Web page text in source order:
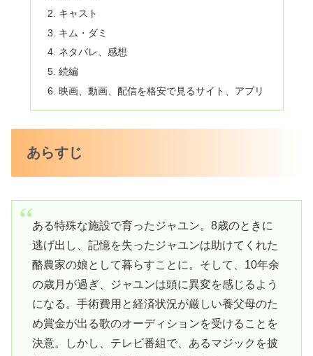
キャスト
キム・ダミ
ネタバレ、感想
続編
映画、動画、配信を格安で見るサイト、アプリ
あらすじ
ある特殊な施設で育ったジャユン。8歳のときに
逃げ出し、記憶を失ったジャユンは助けてくれた
酪農家の娘として暮らすことに。そして、10年余
の歳月が過ぎ、ジャユンは頭に異変を感じるよう
になる。手術費用と経済状況が厳しい養父母のた
め賞金が出る歌のオーディションを受けることを
決意。しかし、テレビ番組で、あるマジックを披